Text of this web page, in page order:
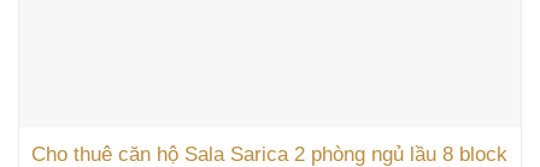
Cho thuê căn hộ Sala Sarica 2 phòng ngủ lầu 8 block